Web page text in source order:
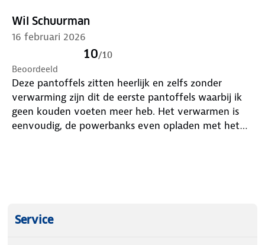
Inclusief oplaadbare powerbank
Zachte binnenvoering en antislip zool
Perfect voor elk moment van de dag
De verwarmde sloffen van Wahrm:stijlvol,
Wil Schuurman
16 februari 2026
10/10
Beoordeeld
Deze pantoffels zitten heerlijk en zelfs zonder
verwarming zijn dit de eerste pantoffels waarbij ik
geen kouden voeten meer heb. Het verwarmen is
eenvoudig, de powerbanks even opladen met het
Service